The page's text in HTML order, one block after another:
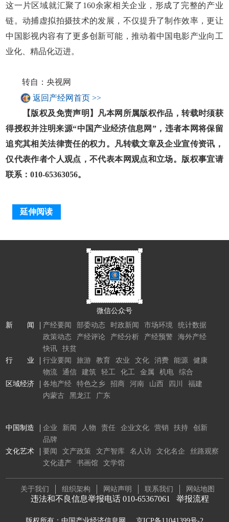
这一片区域就汇聚了160余家相关企业，形成了完整的产业
链。动捕虚拟拍摄技术的发展，不仅提升了制作效率，更让
中国影视内容有了更多创新可能，推动着中国电影产业向工
业化、精品化迈进。
转自：央视网
返回产经网首页 >>
【版权及免责声明】凡本网所属版权作品，转载时须获
得授权并注明来源“中国产业经济信息网”，违者本网将保留
追究其相关法律责任的权力。凡转载文章及企业宣传资讯，
仅代表作者个人观点，不代表本网观点和立场。版权事宜请
联系：010-65363056。
延伸阅读
微信公众号
新 闻
产经要闻 部委动态 时政新闻 市场环境
统计数据
政策动态
产经评论 产经分析 产经预警
海外产经
快讯
扶贫
行 业
行业要闻 旅游 教育 农业 文化 消费 能源
健康
物流
通信 建筑 轻工 化工 金属 机电
综合
区域经济
各地产经 特色之乡 招商 河南 山西 四川
福建
内蒙古
黑龙江 广东
中国制造 企业 新闻 人物 责任 企业文化 营销 扶持
创新
品牌
文化艺术
要闻 文产政策 文产智库 名人访 文化名企
丝路观察
文化遗产
书画馆 文学馆
关于我们 组织架构 网站声明 联系我们 网站地图
违法和不良信息举报电话 010-65367061 举报流程